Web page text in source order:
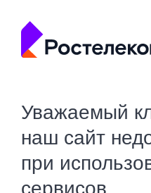
Уважаемый
наш сайт
при
сервисов